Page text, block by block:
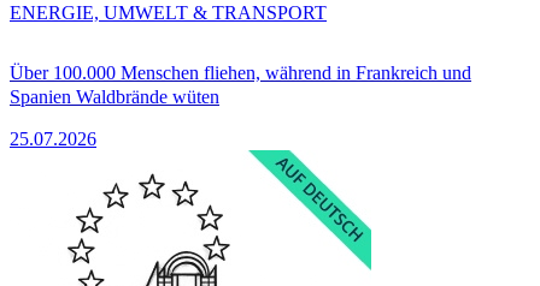
Über 100.000 Menschen fliehen, während in Frankreich und
Spanien Waldbrände wüten
25.07.2026
ENERGIE, UMWELT & TRANSPORT